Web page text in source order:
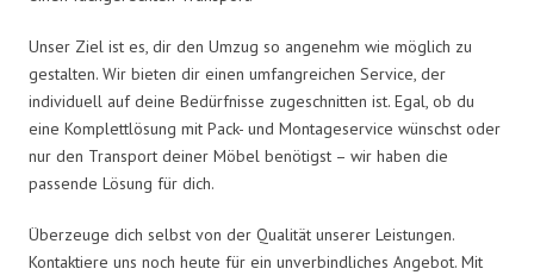
Unser Ziel ist es, dir den Umzug so angenehm wie möglich zu
gestalten. Wir bieten dir einen umfangreichen Service, der
individuell auf deine Bedürfnisse zugeschnitten ist. Egal, ob du
eine Komplettlösung mit Pack- und Montageservice wünschst oder
nur den Transport deiner Möbel benötigst – wir haben die
passende Lösung für dich.
Überzeuge dich selbst von der Qualität unserer Leistungen.
Kontaktiere uns noch heute für ein unverbindliches Angebot. Mit